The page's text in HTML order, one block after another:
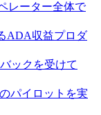
レーター全体で
ADA収益プロダ
ックを受けて
パイロットを実